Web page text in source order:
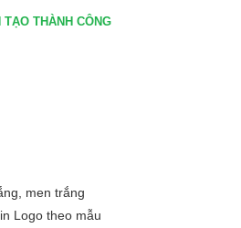
TẠO THÀNH CÔNG
men trắng
Logo theo mẫu